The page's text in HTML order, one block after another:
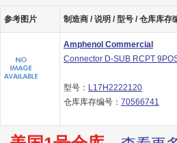
参考图片 制造商 / 说明 / 型号 / 仓库库存
Amphenol Commercial
Connector D-SUB RCPT
型号： L17H2222120
仓库库存编号： 70566741